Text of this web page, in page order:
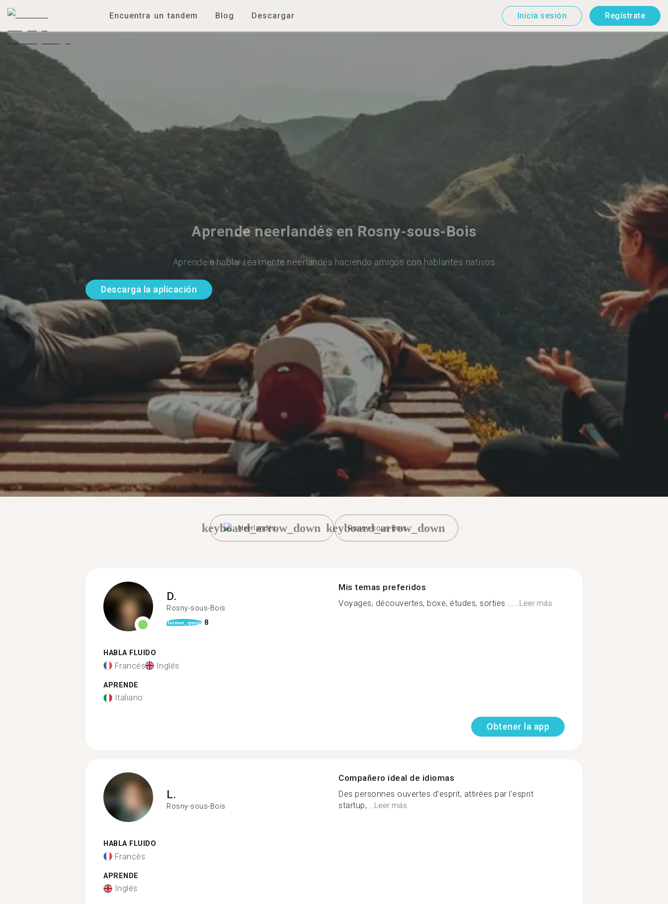
Encuentra un tandem Blog Descargar Inicia sesión Regístrate
Aprende neerlandés en Rosny-sous-Bois
Aprende a hablar realmente neerlandés haciendo amigos con hablantes nativos
Descarga la aplicación
Neerlandés
keyboard_arrow_down Rosny-sous-Bois
keyboard_arrow_down
D.
Rosny-sous-Bois
format_quote 8
HABLA FLUIDO
Francés Inglés
APRENDE
Italiano
Mis temas preferidos
Voyages, découvertes, boxe, études, sorties .....Leer más
Obtener la app
L.
Rosny-sous-Bois
HABLA FLUIDO
Francés
APRENDE
Inglés
Compañero ideal de idiomas
Des personnes ouvertes d'esprit, attirées par l'esprit
startup,...Leer más